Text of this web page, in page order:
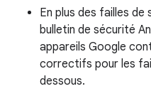
En plus des failles
bulletin de sécurité
appareils Google
correctifs pour les
dessous.